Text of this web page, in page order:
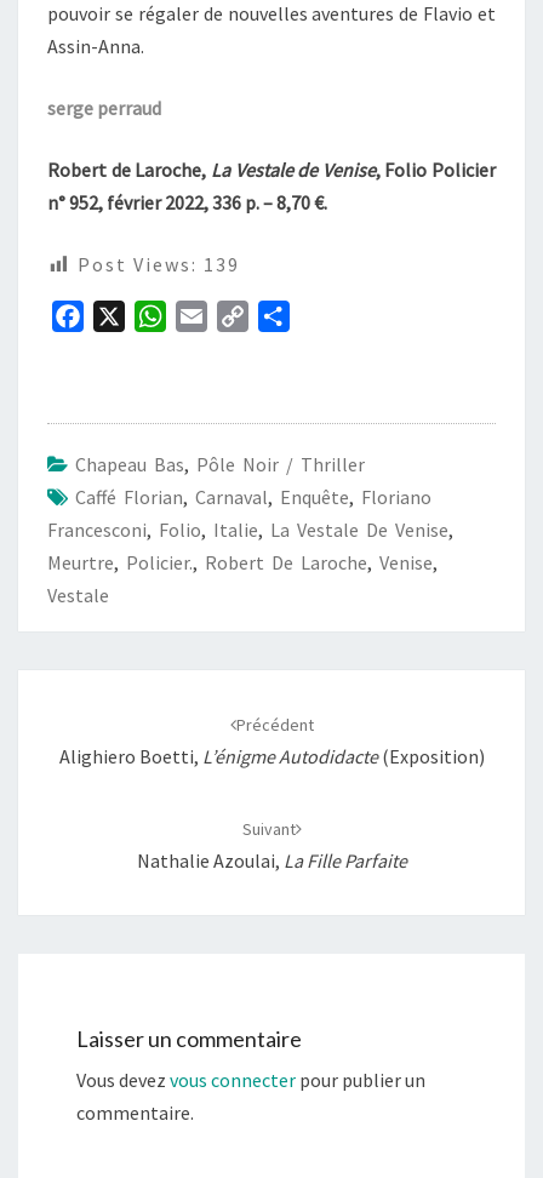
pouvoir se régaler de nouvelles aventures de Flavio et
Assin-Anna.
serge perraud
Robert de Laroche, La Vestale de Venise, Folio Policier
n° 952, février 2022, 336 p. – 8,70 €.
Post Views: 139
o
o
k
W
A
p
p
i
n
k
g
e
Chapeau Bas, Pôle Noir / Thriller
Caffé Florian, Carnaval, Enquête, Floriano
Francesconi, Folio, Italie, La Vestale De Venise,
Meurtre, Policier., Robert De Laroche, Venise,
Vestale
Précédent
Alighiero Boetti, L’énigme Autodidacte(exposition)
Suivant
Nathalie Azoulai, La Fille Parfaite
Laisser un commentaire
Vous devez vous connecter pour publier un
commentaire.